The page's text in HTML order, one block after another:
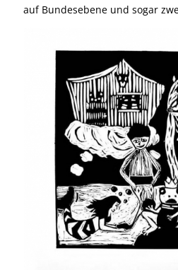
auf Bundesebene und sogar